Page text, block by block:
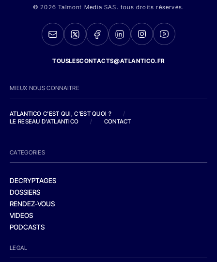
© 2026 Talmont Media SAS. tous droits réservés.
TOUSLESCONTACTS@ATLANTICO.FR
MIEUX NOUS CONNAITRE
ATLANTICO C'EST QUI, C'EST QUOI ?
/
LE RESEAU D'ATLANTICO
/ CONTACT
CATEGORIES
DECRYPTAGES
DOSSIERS
RENDEZ-VOUS
VIDEOS
PODCASTS
LEGAL